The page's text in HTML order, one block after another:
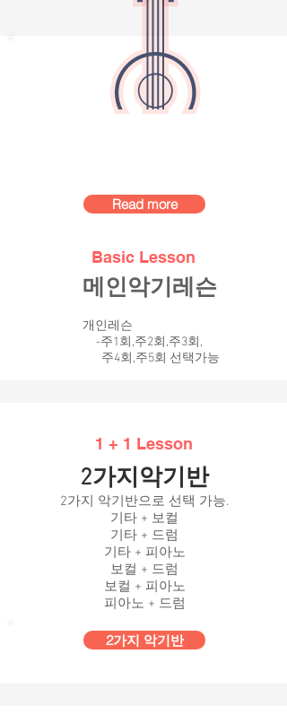
Basic Lesson
Read more
메인악기레슨
개인레슨
​ -주1회,주2회,주3회,
주4회,주5회 선택가능
1 + 1 Lesson
2가지악기반
2가지 악기반으로 선택 가능.
​기타 + 보컬
기타 + 드럼
기타 + 피아노
보컬 + 드럼
보컬 + 피아노
피아노 + 드럼
2가지 악기반